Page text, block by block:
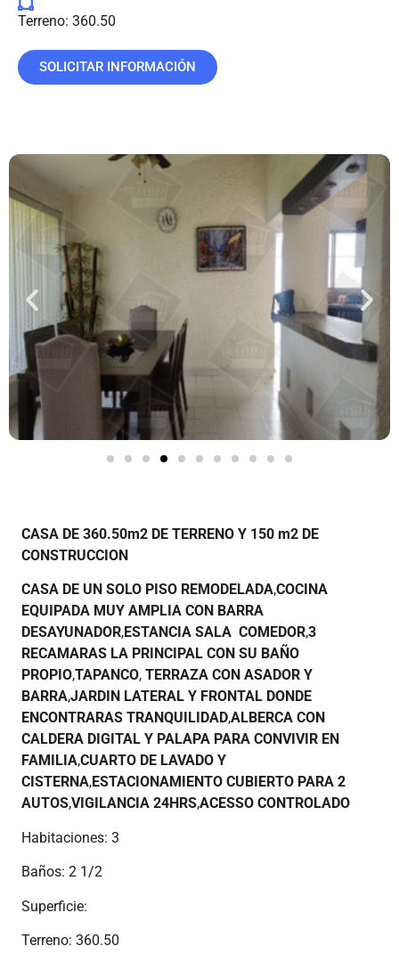
Terreno: 360.50
SOLICITAR INFORMACIÓN
CASA DE 360.50m2 DE TERRENO Y 150 m2 DE
CONSTRUCCION
CASA DE UN SOLO PISO REMODELADA,COCINA
EQUIPADA MUY AMPLIA CON BARRA
DESAYUNADOR,ESTANCIA SALA COMEDOR,3
RECAMARAS LA PRINCIPAL CON SU BAÑO
PROPIO,TAPANCO, TERRAZA CON ASADOR Y
BARRA,JARDIN LATERAL Y FRONTAL DONDE
ENCONTRARAS TRANQUILIDAD,ALBERCA CON
CALDERA DIGITAL Y PALAPA PARA CONVIVIR EN
FAMILIA,CUARTO DE LAVADO Y
CISTERNA,ESTACIONAMIENTO CUBIERTO PARA 2
AUTOS,VIGILANCIA 24HRS,ACESSO CONTROLADO
Habitaciones: 3
Baños: 2 1/2
Superficie:
Terreno: 360.50